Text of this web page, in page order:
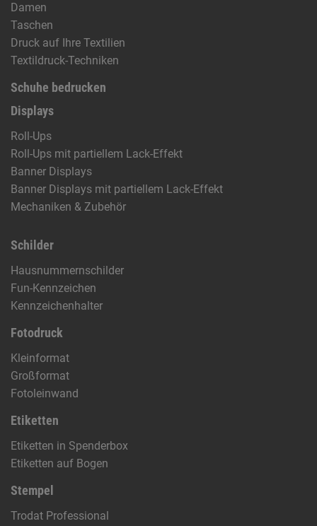
Damen
Taschen
Druck auf Ihre Textilien
Textildruck-Techniken
Schuhe bedrucken
Displays
Roll-Ups
Roll-Ups mit partiellem Lack-Effekt
Banner Displays
Banner Displays mit partiellem Lack-Effekt
Mechaniken & Zubehör
Schilder
Hausnummernschilder
Fun-Kennzeichen
Kennzeichenhalter
Fotodruck
Kleinformat
Großformat
Fotoleinwand
Etiketten
Etiketten in Spenderbox
Etiketten auf Bogen
Stempel
Trodat Professional